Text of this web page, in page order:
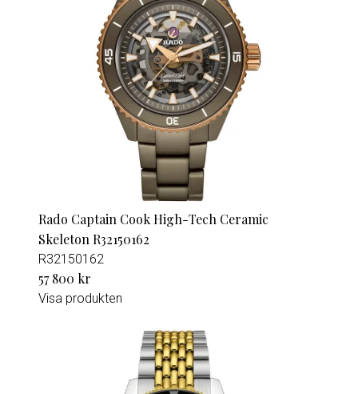
Rado Captain Cook High-Tech Ceramic
Skeleton R32150162
R32150162
57 800 kr
Visa produkten